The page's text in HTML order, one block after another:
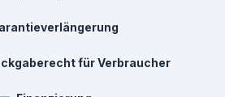
für Verbraucher